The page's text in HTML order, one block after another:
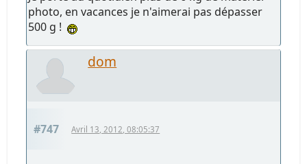
photo, en vacances je n'aimerai pas dépasser
500 g !
dom
#747 Avril 13, 2012, 08:05:37